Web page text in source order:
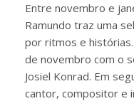
Entre novembro e
Ramundo traz uma
por ritmos e
de novembro com o
Josiel Konrad. Em
cantor, compositor e